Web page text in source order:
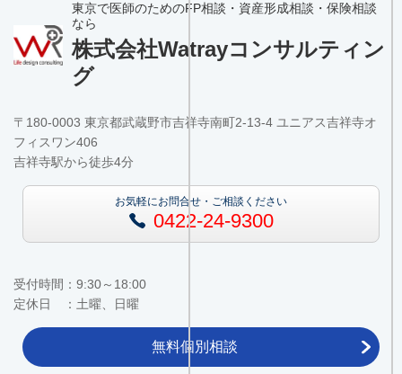
東京で医師のためのFP相談・資産形成相談・保険相談
なら
株式会社Watrayコンサルティン
グ
〒180-0003 東京都武蔵野市吉祥寺南町2-13-4 ユニアス吉祥寺オ
フィスワン406
吉祥寺駅から徒歩4分
お気軽にお問合せ・ご相談ください
0422-24-9300
受付時間：9:30～18:00
定休日 ：土曜、日曜
無料個別相談